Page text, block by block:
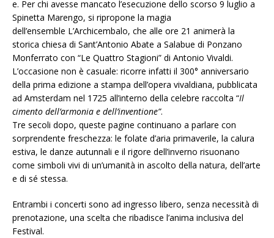
e. Per chi avesse mancato l’esecuzione dello scorso 9 luglio a
Spinetta Marengo, si ripropone la magia
dell’ensemble L’Archicembalo, che alle ore 21 animerà la
storica chiesa di Sant’Antonio Abate a Salabue di Ponzano
Monferrato con “Le Quattro Stagioni” di Antonio Vivaldi.
L’occasione non è casuale: ricorre infatti il 300° anniversario
della prima edizione a stampa dell’opera vivaldiana, pubblicata
ad Amsterdam nel 1725 all’interno della celebre raccolta “Il
cimento dell’armonia e dell’inventione”.
Tre secoli dopo, queste pagine continuano a parlare con
sorprendente freschezza: le folate d’aria primaverile, la calura
estiva, le danze autunnali e il rigore dell’inverno risuonano
come simboli vivi di un’umanità in ascolto della natura, dell’arte
e di sé stessa.
Entrambi i concerti sono ad ingresso libero, senza necessità di
prenotazione, una scelta che ribadisce l’anima inclusiva del
Festival.